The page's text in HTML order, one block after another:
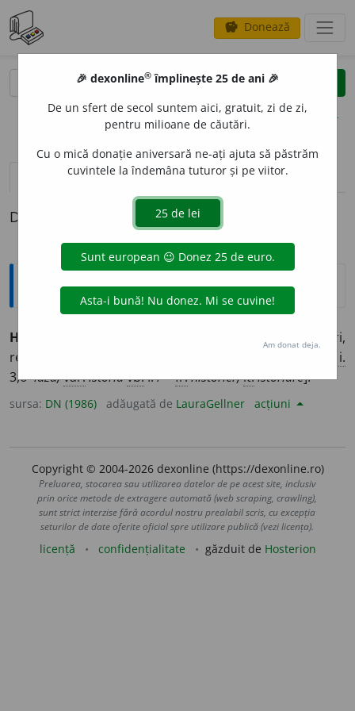
savings Donează
clear
opțiuni
definiții (1) pronunțievolume_up (7)
Definiția cu ID-ul 373073:
Explicative DEX
HISTORI
) A orna cu desene sau cu picturi,
reprezentînd legende, scene istorice etc. [
p. i.
3,6-iază,var.istoriavb.I. / <fr.historier,it.istoriare].
sursa: DN (1986) adăugată de LauraGellner acțiuni
Copyright © 2004-2026 dexonline (https://dexonline.ro)
Preluarea, stocarea sau utilizarea datelor de pe acest site, inclusiv
prin orice metode de extragere automată (web scraping, crawling),
sunt strict interzise fără acordul nostru prealabil scris, cu excepția
seturilor de date oferite oficial spre utilizare publică (vezi licența).
licență confidențialitate găzduit de Hosterion
🎉 dexonline® împlinește 25 de ani 🎉
De un sfert de secol suntem aici, gratuit, zi de zi,
pentru milioane de căutări.
Cu o mică donație aniversară ne-ați ajuta să păstrăm
cuvintele la îndemâna tuturor și pe viitor.
Am donat deja.